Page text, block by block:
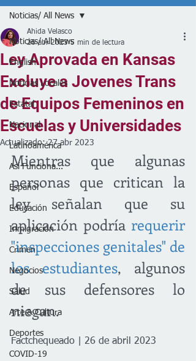
Noticias/ All News
English
Noticias Locales
Estatal
Nacional
Latinoamérica
Así Funciona...
Español
Educación
Inmigración
Crimen
Negocios
Salud
Arte & Cultura
Deportes
COVID-19
Noticias/ All News
Ley Aprovada en Kansas
Excluye a Jovenes Trans
de Equipos Femeninos en
Escuelas y Universidades
Ahida Velasco
26 abr 2023 5 min de lectura
Actualizado:27 abr 2023
Mientras que algunas
personas que critican la
ley señalan que su
aplicación podría requerir
"inspecciones genitales" de
los estudiantes, algunos
de sus defensores lo
niegan.
Factchequeado | 26 de abril 2023